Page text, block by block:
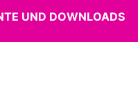
UND DOWNLOADS